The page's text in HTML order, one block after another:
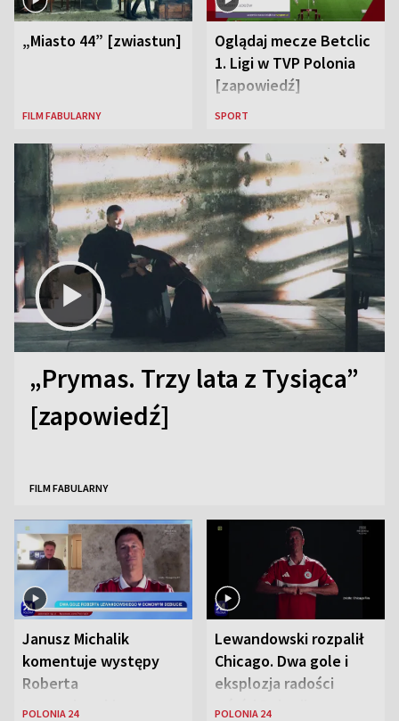
„Miasto 44” [zwiastun]
FILM FABULARNY
Oglądaj mecze Betclic
1. Ligi w TVP Polonia
[zapowiedź]
SPORT
„Prymas. Trzy lata z Tysiąca”
[zapowiedź]
FILM FABULARNY
Janusz Michalik
komentuje występy
Roberta
Lewandowskiego w
POLONIA 24
Lewandowski rozpalił
Chicago. Dwa gole i
eksplozja radości
wśród Polonii
POLONIA 24